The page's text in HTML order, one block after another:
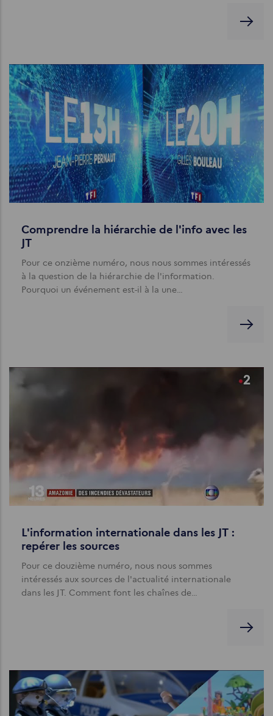
Comprendre la hiérarchie de l'info avec les
JT
Pour ce onzième numéro, nous nous sommes intéressés
à la question de la hiérarchie de l'information.
Pourquoi un événement est-il à la une…
L'information internationale dans les JT :
repérer les sources
Pour ce douzième numéro, nous nous sommes
intéressés aux sources de l'actualité internationale
dans les JT. Comment font les chaînes de…